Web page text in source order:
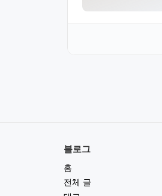
블로그
홈
전체 글